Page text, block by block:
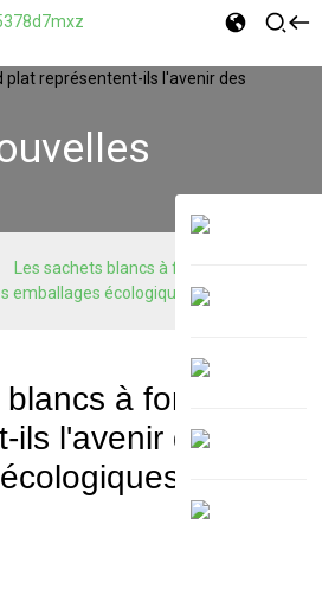
Les sachets blancs à fond plat
emballages écologiques ?
à fond plat
l'avenir des
?